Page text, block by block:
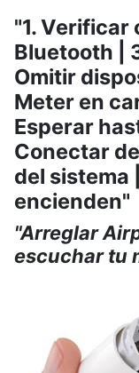
"1. Verificar
Bluetooth |
Omitir
Meter en
Esperar
Conectar
del sistema
encienden"
"Arreglar
escuchar tu